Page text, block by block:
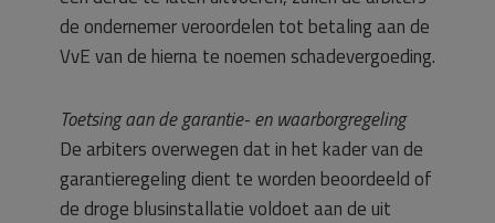
de ondernemer veroordelen tot betaling aan de
VvE van de hierna te noemen schadevergoeding.
Toetsing aan de garantie- en waarborgregeling
De arbiters overwegen dat in het kader van de
garantieregeling dient te worden beoordeeld of
de droge blusinstallatie voldoet aan de uit